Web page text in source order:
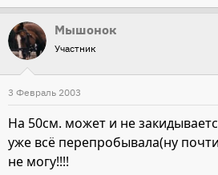
Мышонок
Участник
3 Февраль 2003
На 50см. может и не
уже всё перепробывала(ну
не могу!!!!